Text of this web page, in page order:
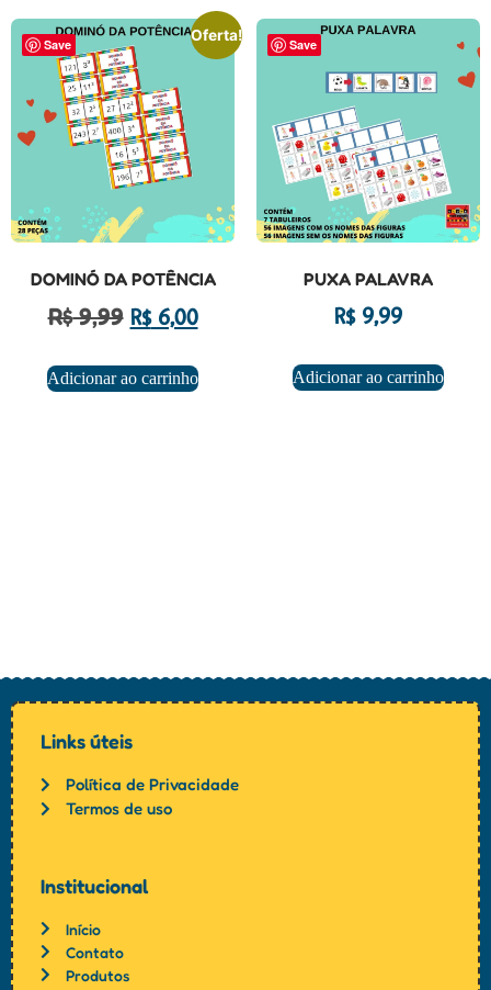
Save
Oferta!
DOMINÓ DA POTÊNCIA
R$9,99 R$6,00
Adicionar ao carrinho
Save
PUXA PALAVRA
R$9,99
Adicionar ao carrinho
Links úteis
Política de Privacidade
Termos de uso
Institucional
Início
Contato
Produtos